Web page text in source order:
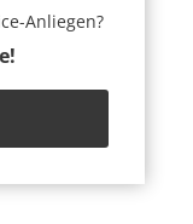
Anliegen?